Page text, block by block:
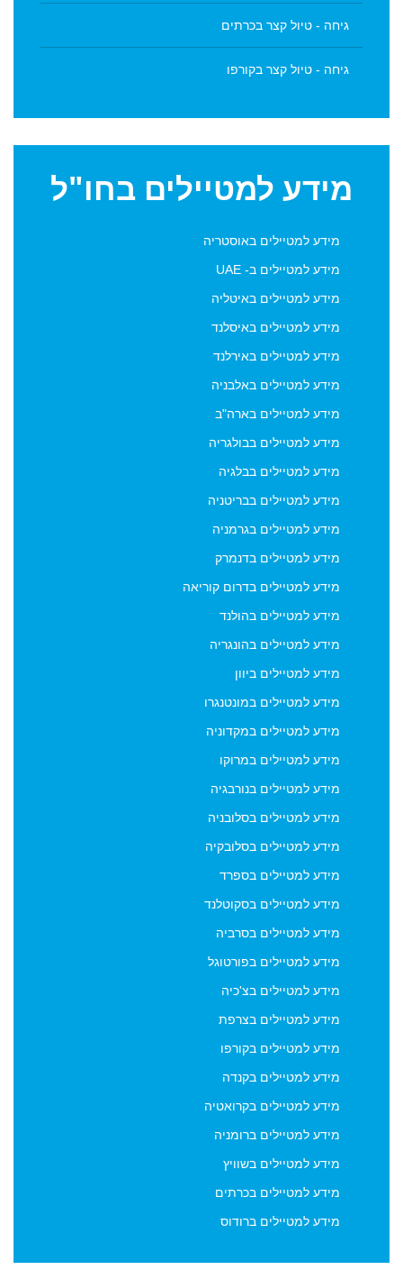
גיחה - טיול קצר בכרתים
גיחה - טיול קצר בקורפו
מידע למטיילים בחו"ל
מידע למטיילים באוסטריה
מידע למטיילים ב- UAE
מידע למטיילים באיטליה
מידע למטיילים באיסלנד
מידע למטיילים באירלנד
מידע למטיילים באלבניה
מידע למטיילים בארה"ב
מידע למטיילים בבולגריה
מידע למטיילים בבלגיה
מידע למטיילים בבריטניה
מידע למטיילים בגרמניה
מידע למטיילים בדנמרק
מידע למטיילים בדרום קוריאה
מידע למטיילים בהולנד
מידע למטיילים בהונגריה
מידע למטיילים ביוון
מידע למטיילים במונטנגרו
מידע למטיילים במקדוניה
מידע למטיילים במרוקו
מידע למטיילים בנורבגיה
מידע למטיילים בסלובניה
מידע למטיילים בסלובקיה
מידע למטיילים בספרד
מידע למטיילים בסקוטלנד
מידע למטיילים בסרביה
מידע למטיילים בפורטוגל
מידע למטיילים בצ'כיה
מידע למטיילים בצרפת
מידע למטיילים בקורפו
מידע למטיילים בקנדה
מידע למטיילים בקרואטיה
מידע למטיילים ברומניה
מידע למטיילים בשוויץ
מידע למטיילים בכרתים
מידע למטיילים ברודוס